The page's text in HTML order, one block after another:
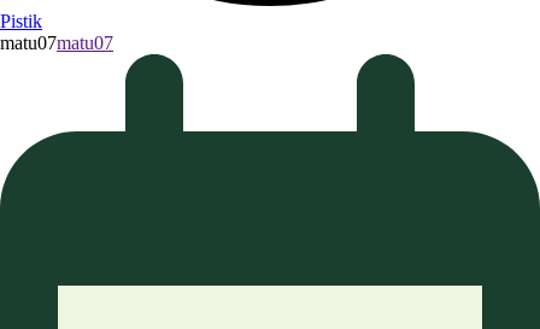
Pistik
matu07matu07